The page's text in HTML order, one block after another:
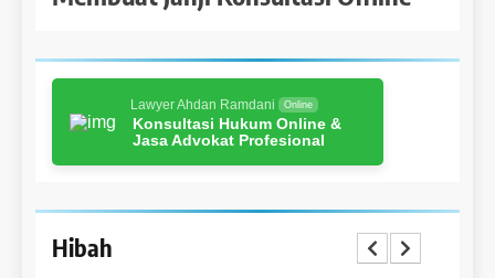
Lawyer Ahdan Ramdani Online
Konsultasi Hukum Online &
Jasa Advokat Profesional
Hibah